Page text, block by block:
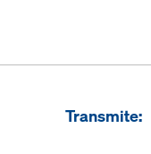
Transmite: